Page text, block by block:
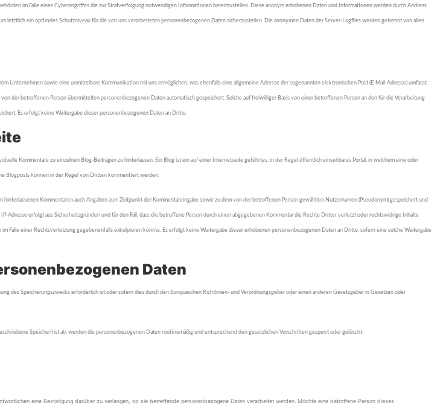
im Falle eines Cyberangriffes die zur Strafverfolgung notwendigen Informationen bereitzustellen. Diese anonym erhobenen Daten und Informationen werden durch Andreas
ein optimales Schutzniveau für die von uns verarbeiteten personenbezogenen Daten sicherzustellen. Die anonymen Daten der Server-Logfiles werden getrennt von allen
sowie eine unmittelbare Kommunikation mit uns ermöglichen, was ebenfalls eine allgemeine Adresse der sogenannten elektronischen Post (E-Mail-Adresse) umfasst.
der betroffenen Person übermittelten personenbezogenen Daten automatisch gespeichert. Solche auf freiwilliger Basis von einer betroffenen Person an den für die Verarbeitung
Es erfolgt keine Weitergabe dieser personenbezogenen Daten an Dritte.
Kommentare zu einzelnen Blog-Beiträgen zu hinterlassen. Ein Blog ist ein auf einer Internetseite geführtes, in der Regel öffentlich einsehbares Portal, in welchem eine oder
Blogposts können in der Regel von Dritten kommentiert werden.
Kommentaren auch Angaben zum Zeitpunkt der Kommentareingabe sowie zu dem von der betroffenen Person gewählten Nutzernamen (Pseudonym) gespeichert und
erfolgt aus Sicherheitsgründen und für den Fall, dass die betroffene Person durch einen abgegebenen Kommentar die Rechte Dritter verletzt oder rechtswidrige Inhalte
Falle einer Rechtsverletzung gegebenenfalls exkulpieren könnte. Es erfolgt keine Weitergabe dieser erhobenen personenbezogenen Daten an Dritte, sofern eine solche Weitergabe
Daten
des Speicherungszwecks erforderlich ist oder sofern dies durch den Europäischen Richtlinien- und Verordnungsgeber oder einen anderen Gesetzgeber in Gesetzen oder
Speicherfrist ab, werden die personenbezogenen Daten routinemäßig und entsprechend den gesetzlichen Vorschriften gesperrt oder gelöscht.
eine Bestätigung darüber zu verlangen, ob sie betreffende personenbezogene Daten verarbeitet werden. Möchte eine betroffene Person dieses